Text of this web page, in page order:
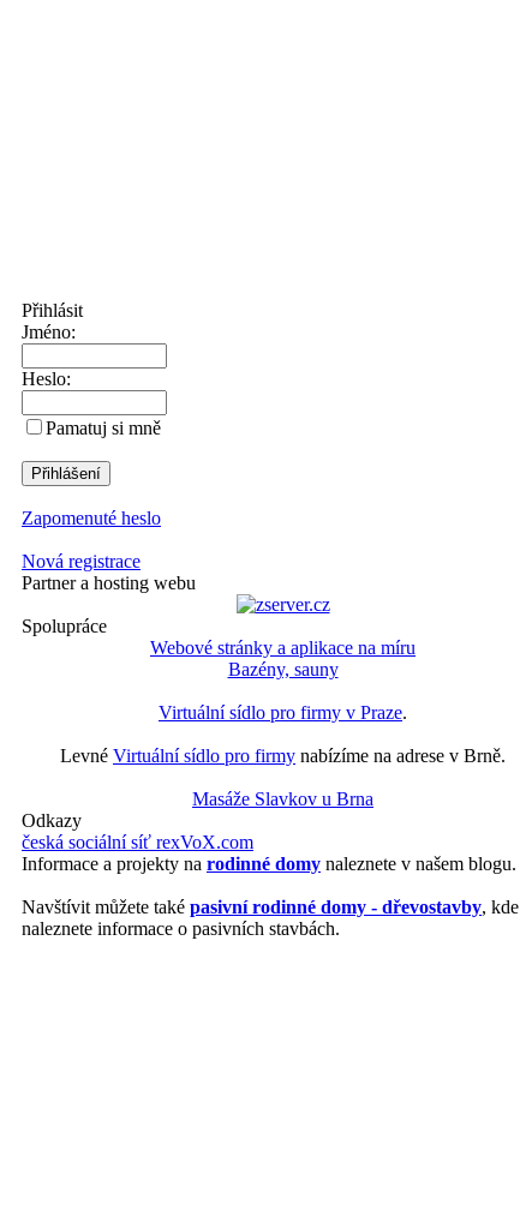
Přihlásit
Jméno:
Heslo:
Pamatuj si mně
Zapomenuté heslo
Nová registrace
Partner a hosting webu
Spolupráce
Webové stránky a aplikace na míru
Bazény, sauny
Virtuální sídlo pro firmy v Praze.
Levné Virtuální sídlo pro firmy nabízíme na adrese v Brně.
Masáže Slavkov u Brna
Odkazy
česká sociální síť rexVoX.com
Informace a projekty na rodinné domy naleznete v našem blogu.
Navštívit můžete také pasivní rodinné domy - dřevostavby, kde
naleznete informace o pasivních stavbách.